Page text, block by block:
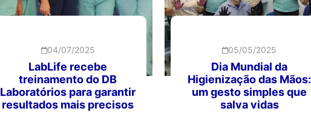
04/07/2025
LabLife recebe
treinamento do DB
Laboratórios para garantir
resultados mais precisos
05/05/2025
Dia Mundial da
Higienização das Mãos:
um gesto simples que
salva vidas